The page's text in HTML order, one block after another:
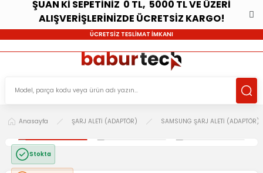
ŞUAN Kİ SEPETİNİZ 0 TL, 5000 TL VE ÜZERİ
ALIŞVERİŞLERİNİZDE ÜCRETSİZ KARGO!
ÜCRETSİZ TESLİMAT İMKANI
Anasayfa ŞARJ ALETİ (ADAPTÖR) SAMSUNG ŞARJ ALETİ (ADAPTÖR)
Stokta